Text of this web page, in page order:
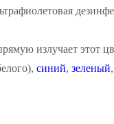
излучает этот
синий, зеленый